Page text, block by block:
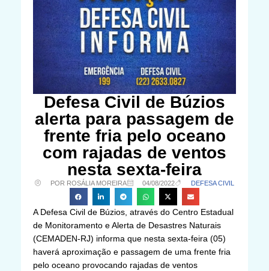
Defesa Civil de Búzios
alerta para passagem de
frente fria pelo oceano
com rajadas de ventos
nesta sexta-feira
POR ROSÁLIA MOREIRA 04/08/2022 DEFESA CIVIL
A Defesa Civil de Búzios, através do Centro Estadual
de Monitoramento e Alerta de Desastres Naturais
(CEMADEN-RJ) informa que nesta sexta-feira (05)
haverá aproximação e passagem de uma frente fria
pelo oceano provocando rajadas de ventos